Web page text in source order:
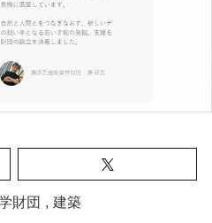
財団 , 建築